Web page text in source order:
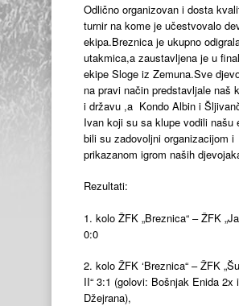
Odlično organizovan i dosta
turnir na kome je učestvovalo
ekipa.Breznica je ukupno
utakmica,a zaustavljena je u
ekipe Sloge iz Zemuna.Sve
na pravi način predstavljale naš
i državu ,a Kondo Albin i
Ivan koji su sa klupe vodili našu
bili su zadovoljni organizacijom i
prikazanom igrom naših
Rezultati:
1. kolo ŽFK „Breznica“ – ŽFK
0:0
2. kolo ŽFK ‘Breznica“ – ŽFK
II“ 3:1 (golovi: Bošnjak Enida 2x
Džejrana),